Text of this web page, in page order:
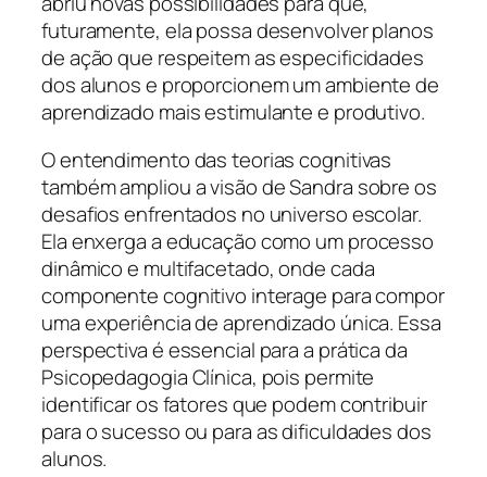
futuramente, ela possa desenvolver planos
de ação que respeitem as especificidades
dos alunos e proporcionem um ambiente de
aprendizado mais estimulante e produtivo.
O entendimento das teorias cognitivas
também ampliou a visão de Sandra sobre os
desafios enfrentados no universo escolar.
Ela enxerga a educação como um processo
dinâmico e multifacetado, onde cada
componente cognitivo interage para compor
uma experiência de aprendizado única. Essa
perspectiva é essencial para a prática da
Psicopedagogia Clínica, pois permite
identificar os fatores que podem contribuir
para o sucesso ou para as dificuldades dos
alunos.